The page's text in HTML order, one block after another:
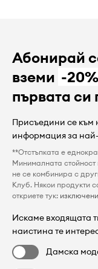
Абонирай
вземи -20%
първата си
Присъедини се към
информация за
**Отстъпката е
Минималната
не се комбинира с
Клуб. Някои продукти
откриете тук:
Искаме входящата
наистина те
Дамска